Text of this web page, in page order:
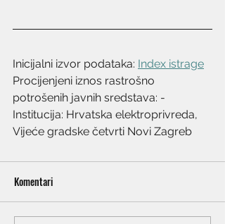
Inicijalni izvor podataka: Index istrage
Procijenjeni iznos rastrošno
potrošenih javnih sredstava: -
Institucija: Hrvatska elektroprivreda,
Vijeće gradske četvrti Novi Zagreb
Komentari